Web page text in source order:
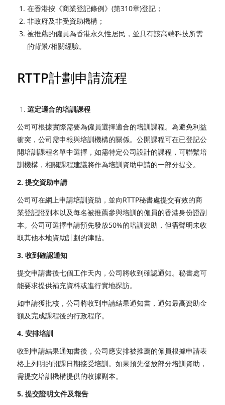
在香港按《商業登記條例》(第310章)登記；
非政府及非受資助機構；
被推薦的僱員為香港永久性居民，並具有該高端科技所需
的背景/相關經驗。
RTTP計劃申請流程
選定適合的培訓課程
公司可根據實際需要為僱員選擇適合的培訓課程。為避免利益
衝突，公司需申報與培訓機構的關係。公開課程可在已登記公
開培訓課程名單中選擇，如需特定公司設計的課程，可聯繫培
訓機構，相關課程建議將作為培訓資助申請的一部分提交。
2. 提交資助申請
公司可在網上申請培訓資助，並向RTTP秘書處提交有效的商
業登記證副本以及每名被推薦參與培訓的僱員的香港身份證副
本。公司可選擇申請預先發放50%的培訓資助，但需聲明未收
取其他本地資助計劃的津貼。
3. 收到確認通知
提交申請書後七個工作天內，公司將收到確認通知。秘書處可
能要求提供補充資料或進行實地探訪。
如申請獲批核，公司將收到申請結果通知書，通知最高資助金
額及完成課程後的行政程序。
4. 安排培訓
收到申請結果通知書後，公司應安排被推薦的僱員根據申請表
格上列明的開課日期接受培訓。如果預先發放部分培訓資助，
需提交培訓機構提供的收據副本。
5. 提交證明文件及報告